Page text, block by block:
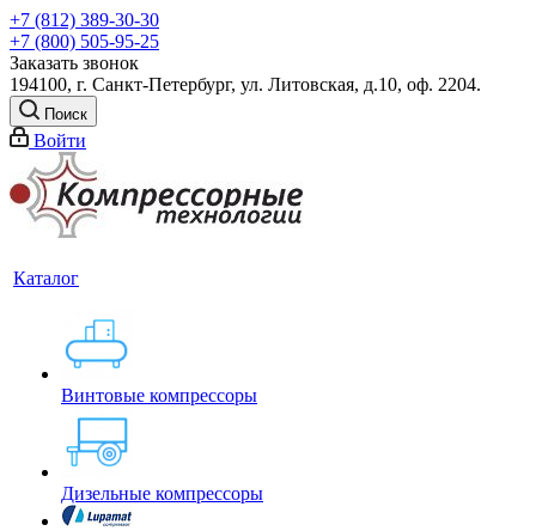
+7 (812) 389-30-30
+7 (800) 505-95-25
Заказать звонок
194100, г. Санкт-Петербург, ул. Литовская, д.10, оф. 2204.
Поиск
Войти
Каталог
Винтовые компрессоры
Дизельные компрессоры